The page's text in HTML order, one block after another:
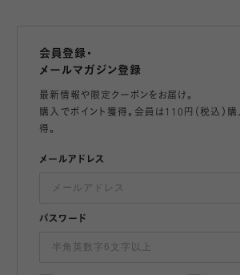
会員登録・
メールマガジン登録
最新情報や限定クーポンをお届け。
購入でポイント獲得。会員は110円（税込）
得。
メールアドレス
パスワード